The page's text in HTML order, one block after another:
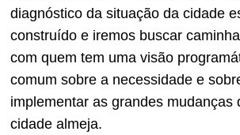
diagnóstico da situação da cidade
construído e iremos buscar
com quem tem uma visão
comum sobre a necessidade e
implementar as grandes mudanças
cidade almeja.